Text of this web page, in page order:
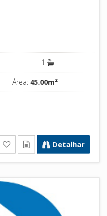
1
Área: 45.00m²
Detalhar